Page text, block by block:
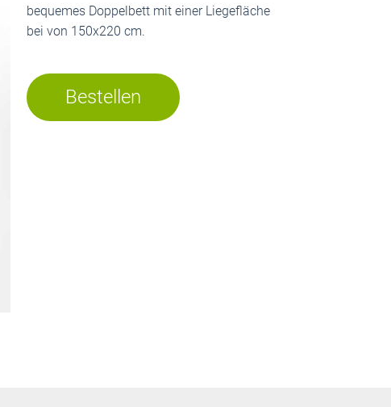
bequemes Doppelbett mit einer Liegefläche
bei von 150x220 cm.
Bestellen